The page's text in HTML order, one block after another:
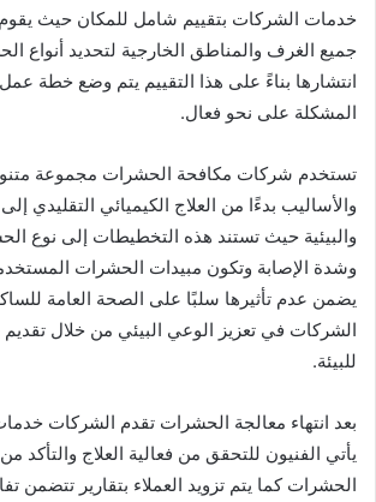
خدمات الشركات بتقييم شامل للمكان حيث يقوم
جميع الغرف والمناطق الخارجية لتحديد أنواع
انتشارها بناءً على هذا التقييم يتم وضع خطة
المشكلة على نحو فعال.
تستخدم شركات مكافحة الحشرات مجموعة
والأساليب بدءًا من العلاج الكيميائي التقليدي
والبيئية حيث تستند هذه التخطيطات إلى نوع
وشدة الإصابة وتكون مبيدات الحشرات
يضمن عدم تأثيرها سلبًا على الصحة العامة
الشركات في تعزيز الوعي البيئي من خلال تقديم
للبيئة.
بعد انتهاء معالجة الحشرات تقدم الشركات
يأتي الفنيون للتحقق من فعالية العلاج والتأكد
الحشرات كما يتم تزويد العملاء بتقارير تتضمن